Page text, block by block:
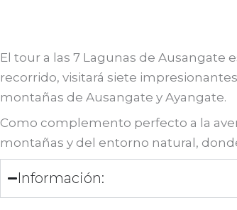
El tour a las 7 Lagunas de Ausangate
recorrido, visitará siete
montañas de Ausangate y Ayangate.
Como complemento perfecto a la
montañas y del entorno natural,
Información: